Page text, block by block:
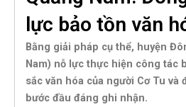
lực bảo tồn văn
Bằng giải pháp cụ thể, huyện
Nam) nỗ lực thực hiện công tác
sắc văn hóa của người Cơ Tu và
bước đầu đáng ghi nhận.